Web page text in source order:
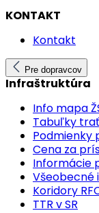
KONTAKT
Kontakt
Pre dopravcov
Infraštruktúra
Info mapa
Tabuľky
Podmienky
Cena za
Informácie
Všeobecné
Koridory
TTR v SR